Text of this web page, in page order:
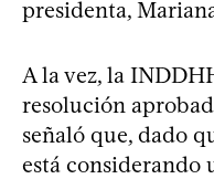
presidenta,
A la vez, la
resolución
señaló que, dado
está considerando